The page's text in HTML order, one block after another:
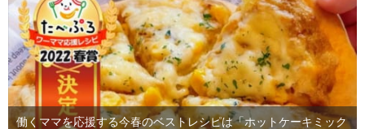
働くママを応援する今春のベストレシピは「ホットケーキミック